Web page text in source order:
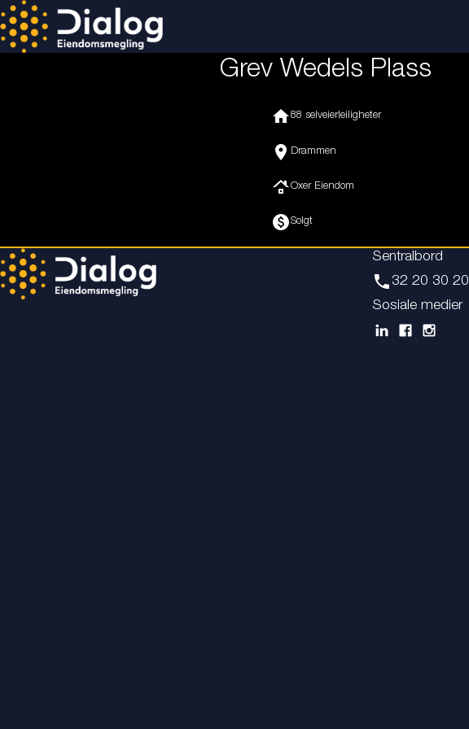
Grev Wedels Plass
home88 selveierleiligheter
location_on Drammen
roofingOxer Eiendom
paidSolgt
Sentralbord
phone 32 20 30 20
Sosiale medier